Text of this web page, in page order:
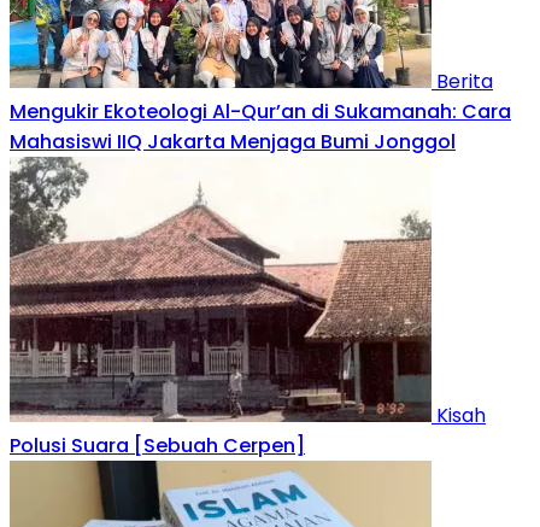
Berita
Mengukir Ekoteologi Al-Qur’an di Sukamanah: Cara
Mahasiswi IIQ Jakarta Menjaga Bumi Jonggol
Kisah
Polusi Suara [Sebuah Cerpen]